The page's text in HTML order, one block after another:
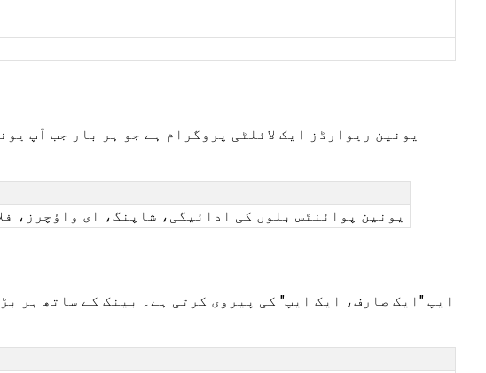
یونین ریوارڈز ایک لائلٹی پروگرام ہے جو ہر بار جب آپ
یونین پوائنٹس بلوں کی ادائیگی، شاپنگ، ای واؤچرز،